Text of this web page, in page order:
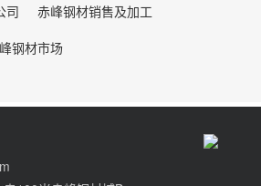
司
赤峰钢材销售及加工
钢材市场